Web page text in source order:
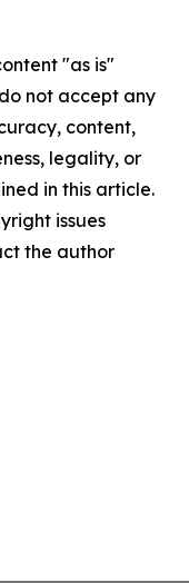
"as is"
not accept any
content,
legality, or
in this article.
issues
the author